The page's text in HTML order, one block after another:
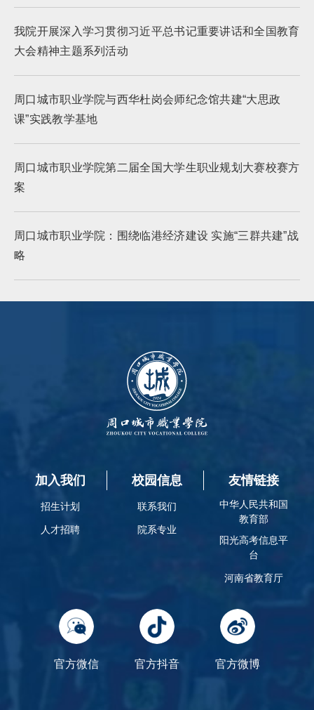
我院开展深入学习贯彻习近平总书记重要讲话和全国教育
大会精神主题系列活动
周口城市职业学院与西华杜岗会师纪念馆共建“大思政
课”实践教学基地
周口城市职业学院第二届全国大学生职业规划大赛校赛方
案
周口城市职业学院：围绕临港经济建设 实施“三群共建”战
略
加入我们
招生计划
人才招聘
校园信息
联系我们
院系专业
友情链接
中华人民共和国
教育部
阳光高考信息平
台
河南省教育厅
官方微信 官方抖音 官方微博